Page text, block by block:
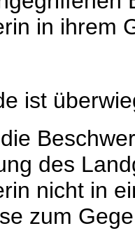
in ihrem
ist
des
nicht in
zum